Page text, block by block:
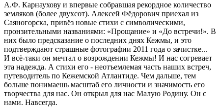
А.Ф. Карнаухову и впервые собравшая рекордное количество
земляков (более двухсот). Алексей Фёдорович приехал из
Саяногорска, привёз новые стихи с символическими,
пронзительными названиями: «Прощание» и «До встречи!». В
них было предсказание о последних днях Кежмы, и это
подтверждают страшные фотографии 2011 года о зачистке...
И всё-таки он мечтал о возрождении Кежмы! И нас согревает
эта надежда. А стихи его - неотъемлемая часть наших встреч,
путеводитель по Кежемской Атлантиде. Чем дальше, тем
больше понимаешь масштаб его личности и значимость его
творчества для нас. Он открыл для нас Малую Родину. Он с
нами. Навсегда.